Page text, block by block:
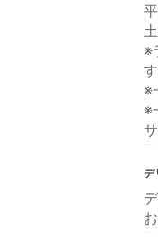
※
す
※
※
デ